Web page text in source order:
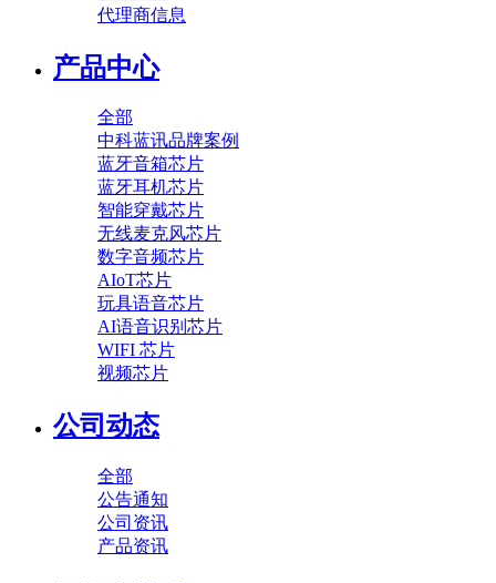
代理商信息
产品中心
全部
中科蓝讯品牌案例
蓝牙音箱芯片
蓝牙耳机芯片
智能穿戴芯片
无线麦克风芯片
数字音频芯片
AIoT芯片
玩具语音芯片
AI语音识别芯片
WIFI 芯片
视频芯片
公司动态
全部
公告通知
公司资讯
产品资讯